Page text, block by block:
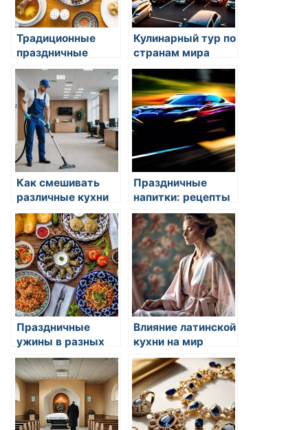
Традиционные
праздничные
блюда в восточной
кухне
Кулинарный тур по
странам мира
Как смешивать
различные кухни
мира
Праздничные
напитки: рецепты
и идеи
Праздничные
ужины в разных
культурах
Влияние латинской
кухни на мир
кулинарии